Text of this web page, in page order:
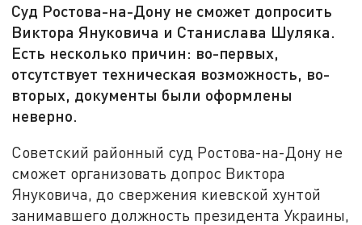
Суд Ростова-на-Дону не сможет допросить
Виктора Януковича и Станислава Шуляка.
Есть несколько причин: во-первых,
отсутствует техническая возможность, во-
вторых, документы были оформлены
неверно.
Советский районный суд Ростова-на-Дону не
сможет организовать допрос Виктора
Януковича, до свержения киевской хунтой
занимавшего должность президента Украины,